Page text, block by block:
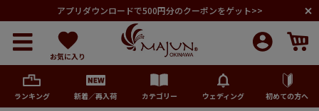
アプリダウンロードで500円分のクーポンをゲット>>
お気に入り
ランキング 新着／再入荷 カテゴリー ウェディング 初めての方へ